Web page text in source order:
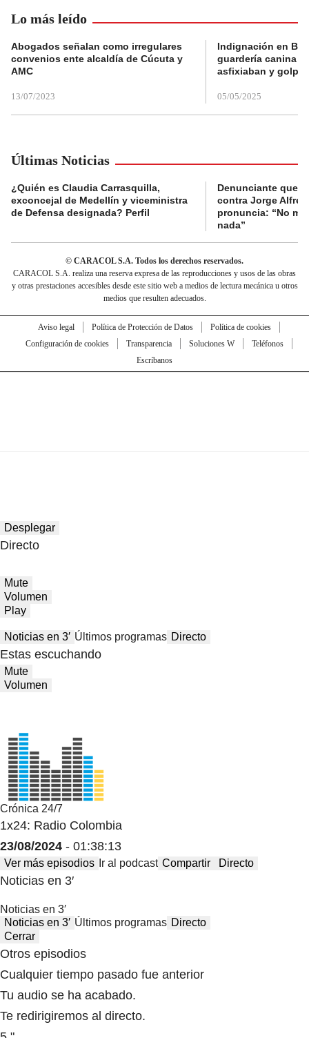
Lo más leído
Abogados señalan como irregulares
convenios ente alcaldía de Cúcuta y
AMC
13/07/2023
Indignación en
guardería canina
asfixiaban y
05/05/2025
Últimas Noticias
¿Quién es Claudia Carrasquilla,
exconcejal de Medellín y viceministra
de Defensa designada? Perfil
Denunciante que
contra Jorge
pronuncia: “No
nada”
© CARACOL S.A. Todos los derechos reservados.
CARACOL S.A. realiza una reserva expresa de las reproducciones y usos de las obras
y otras prestaciones accesibles desde este sitio web a medios de lectura mecánica u otros
medios que resulten adecuados.
Aviso legal Política de Protección de Datos
Política de cookies
Configuración de cookies
Transparencia Soluciones W
Teléfonos
Escríbanos
Desplegar
Directo
Mute
Volumen
Play
Noticias en 3′ Últimos programas Directo
Estas escuchando
Mute
Volumen
Crónica 24/7
1x24: Radio Colombia
23/08/2024 - 01:38:13
Ver más episodios Ir al podcast Compartir Directo
Noticias en 3′
Noticias en 3′
Noticias en 3′ Últimos programas Directo
Cerrar
Otros episodios
Cualquier tiempo pasado fue anterior
Tu audio se ha acabado.
Te redirigiremos al directo.